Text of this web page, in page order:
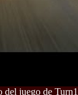
del juego de